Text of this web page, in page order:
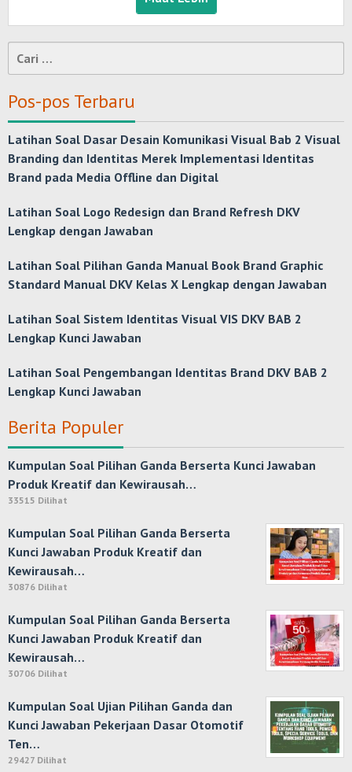
Cari
untuk:
Pos-pos Terbaru
Latihan Soal Dasar Desain Komunikasi Visual Bab 2 Visual
Branding dan Identitas Merek Implementasi Identitas
Brand pada Media Offline dan Digital
Latihan Soal Logo Redesign dan Brand Refresh DKV
Lengkap dengan Jawaban
Latihan Soal Pilihan Ganda Manual Book Brand Graphic
Standard Manual DKV Kelas X Lengkap dengan Jawaban
Latihan Soal Sistem Identitas Visual VIS DKV BAB 2
Lengkap Kunci Jawaban
Latihan Soal Pengembangan Identitas Brand DKV BAB 2
Lengkap Kunci Jawaban
Berita Populer
Kumpulan Soal Pilihan Ganda Berserta Kunci Jawaban
Produk Kreatif dan Kewirausah…
33515 Dilihat
Kumpulan Soal Pilihan Ganda Berserta
Kunci Jawaban Produk Kreatif dan
Kewirausah…
30876 Dilihat
Kumpulan Soal Pilihan Ganda Berserta
Kunci Jawaban Produk Kreatif dan
Kewirausah…
30706 Dilihat
Kumpulan Soal Ujian Pilihan Ganda dan
Kunci Jawaban Pekerjaan Dasar Otomotif
Ten…
29427 Dilihat